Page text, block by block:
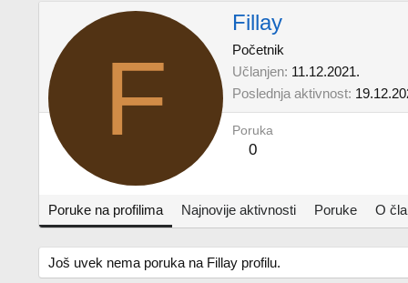
F
Fillay
Početnik
Učlanjen 11.12.2021.
Poslednja aktivnost
Poruka
0
Poruke na profilima Najnovije aktivnosti Poruke O
Još uvek nema poruka na Fillay profilu.